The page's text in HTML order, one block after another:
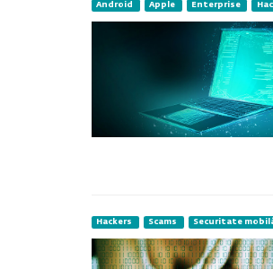
Android Apple Enterprise
Hackers Scams Securitate